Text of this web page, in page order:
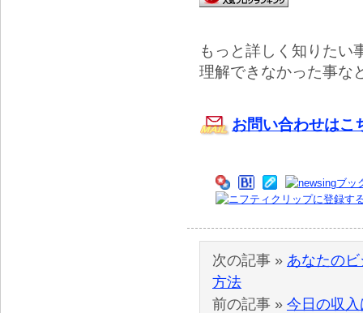
もっと詳しく知りたい
理解できなかった事な
お問い合わせはこ
次の記事 » あなたの
方法
前の記事 » 今日の収